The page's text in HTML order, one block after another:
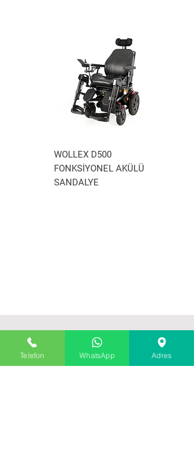
WOLLEX D500
FONKSİYONEL AKÜLÜ
SANDALYE
اتصل بنا
129/1 رقم الشارع: 1 B 4. المنطقة الصناعية Evka
Telefon WhatsApp Adres